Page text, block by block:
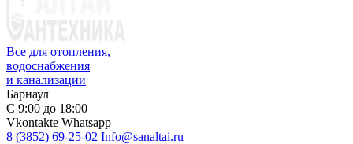
Все для отопления,
водоснабжения
и канализации
Барнаул
С 9:00 до 18:00
Vkontakte Whatsapp
8 (3852) 69-25-02 Info@sanaltai.ru